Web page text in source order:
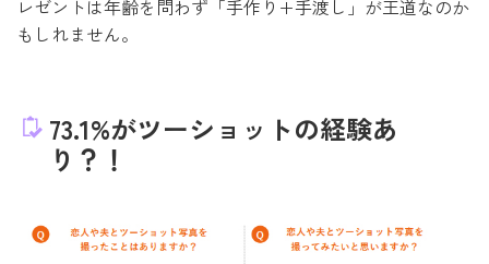
レゼントは年齢を問わず「手作り+手渡し」が王道なのか
もしれません。
73.1%がツーショットの経験あ
り？！